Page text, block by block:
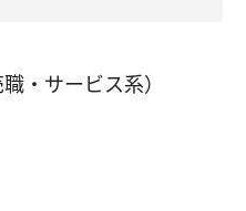
・サービス系）